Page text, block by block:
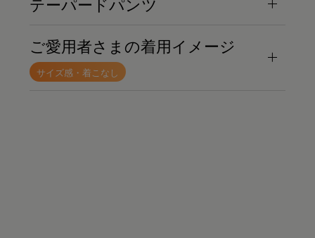
ご愛用者さまの着用イメージ
サイズ感・着こなし